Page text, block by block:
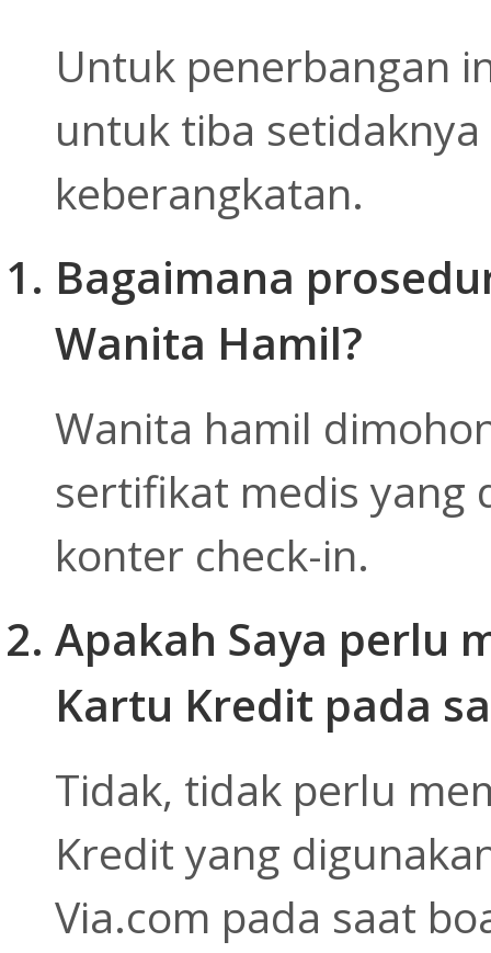
Untuk penerbangan
untuk tiba
keberangkatan.
Bagaimana
Wanita Hamil?
Wanita hamil
sertifikat medis yang
konter check-in.
Apakah Saya perlu
Kartu Kredit pada
Tidak, tidak perlu
Kredit yang
Via.com pada saat